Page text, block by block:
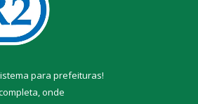
para prefeituras!
onde